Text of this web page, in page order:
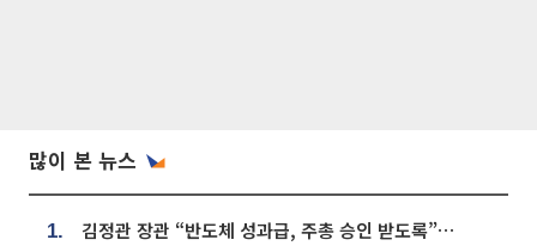
많이 본 뉴스
1. 김정관 장관 “반도체 성과급, 주총 승인 받도록”…상법·자본시장법 개정 시사